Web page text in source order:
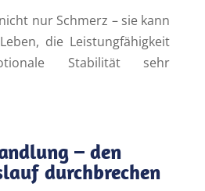
nur Schmerz – sie kann
die Leistungfähigkeit
Stabilität sehr
– den
durchbrechen